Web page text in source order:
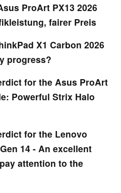
ProArt PX13 2026
fairer Preis
X1 Carbon 2026
progress?
for the Asus ProArt
Powerful Strix Halo
for the Lenovo
14 - An excellent
attention to the